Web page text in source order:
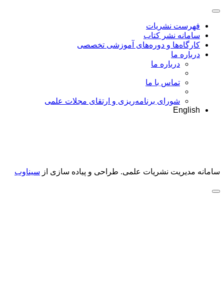
فهرست نشریات
سامانه نشر کتاب
کارگاه‌ها و دوره‌های آموزشی تخصصی
درباره ما
درباره ما
تماس با ما
شورای برنامه‌ریزی و ارتقای مجلات علمی
English
سامانه مدیریت نشریات علمی. طراحی و پیاده سازی از سیناوب